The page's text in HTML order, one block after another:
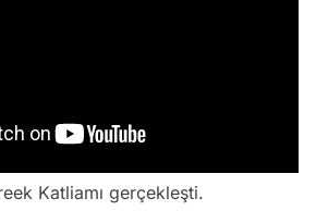
Katliamı gerçekleşti.